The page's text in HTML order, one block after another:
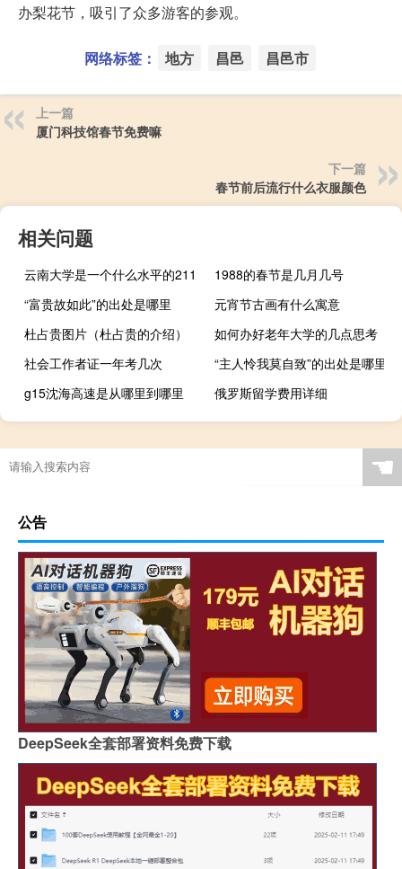
办梨花节，吸引了众多游客的参观。
网络标签： 地方 昌邑 昌邑市
上一篇
厦门科技馆春节免费嘛
下一篇
春节前后流行什么衣服颜色
相关问题
云南大学是一个什么水平的211
1988的春节是几月几号
“富贵故如此”的出处是哪里
元宵节古画有什么寓意
杜占贵图片（杜占贵的介绍）
如何办好老年大学的几点思考
社会工作者证一年考几次
“主人怜我莫自致”的出处是哪里
g15沈海高速是从哪里到哪里
俄罗斯留学费用详细
☚
公告
DeepSeek全套部署资料免费下载